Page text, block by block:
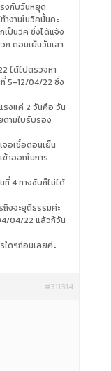
งกับวันหยุด
ำงานในวิคนั้นคะ
เป็นวิค ซึ่งได้แจ้ง
ตอนเย็นวันเสา
ได้ไปตรวจหา
5-12/04/22 ซึ่ง
รงแค่ 2 วันคือ วัน
ามใบรับรอง
จอเชื้อตอนเย็น
าออกในการ
4 ทางซับก็ไม่ได้
ถึงจะยุติธรรมค่ะ
04/22 แล้วก้วัน
ใดๆก่อนเลยค่ะ
#311314